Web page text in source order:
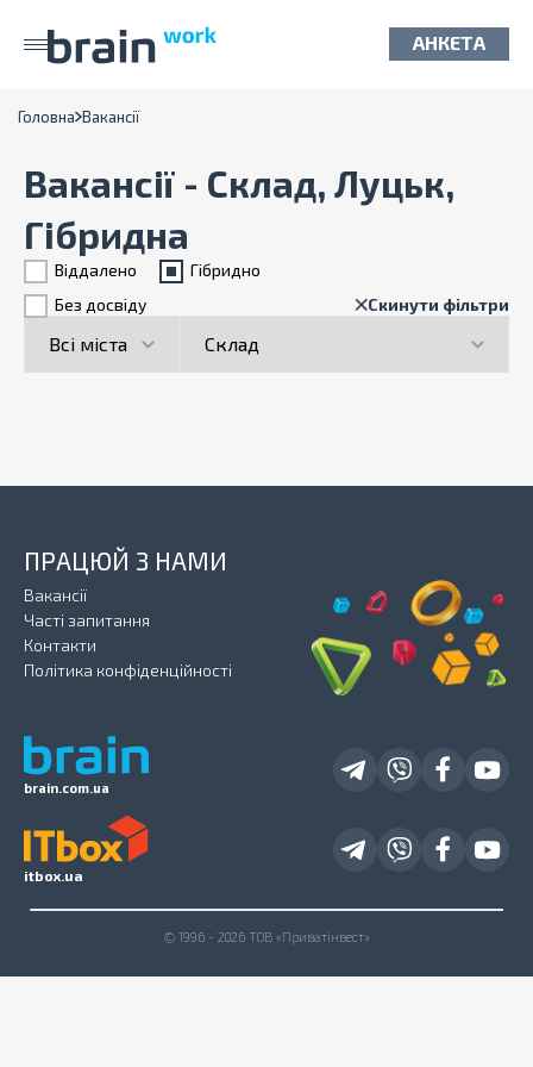
АНКЕТА
Головна Вакансії
Вакансії - Склад, Луцьк,
Гібридна
Віддалено
Гiбридно
Без досвіду
Скинути фільтри
brain.com.ua
ПРАЦЮЙ З НАМИ
Вакансії
Часті запитання
Контакти
Політика конфіденційності
itbox.ua
© 1996 - 2026 ТОВ «Приватінвест»